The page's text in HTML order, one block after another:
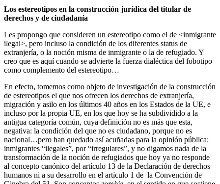
Los estereotipos en la construcción jurídica del titular de
derechos y de ciudadanía
Les propongo que consideren un estereotipo como el de <inmigrante
ilegal>, pero incluso la condición de los diferentes status de
extranjería, o la noción misma de inmigrante o la de refugiado. Y
creo que es aquí cuando se advierte la fuerza dialéctica del fobotipo
como complemento del estereotipo…
En efecto, tomemos como objeto de investigación de la construcción
de estereotipos el que nos ofrecen los derechos de extranjería,
migración y asilo en los últimos 40 años en los Estados de la UE, e
incluso por la propia UE, en los que hoy se ha subdividido a la
antigua categoría común, cuya definición no es más que esta,
negativa: la condición del que no es ciudadano, porque no es
nacional…pero han quedado así acuñadas para la opinión pública:
inmigrantes “ilegales”, por “irregulares”, y no digamos nada de la
transformación de la noción de refugiados que hoy ya no responde
al concepto canónico del artículo 13 de la Declaración de derechos
humanos ni a su desarrollo en el artículo 1 de la Convención de